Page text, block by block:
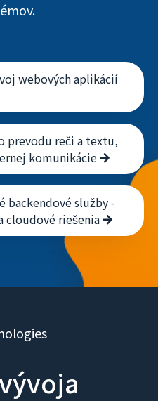
webových aplikácií
prevodu reči a textu,
komunikácie
backendové služby -
cloudové riešenia